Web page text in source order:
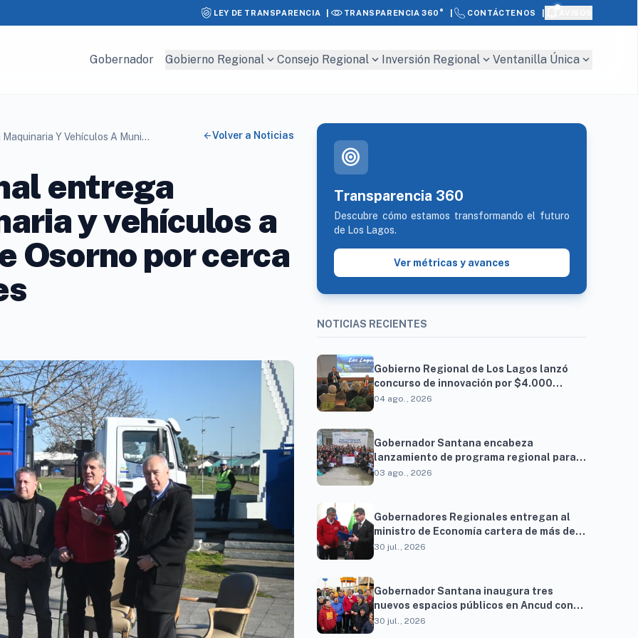
LEY DE TRANSPARENCIA | TRANSPARENCIA 360° CONTÁCTENOS
Gobernador Gobierno Regional expand_more Consejo Regional expand_more Inversión Regional expand_more Ventanilla Única expand_more
Gobierno Regional Entrega Moderna Maquinaria Y Vehículos A Municipalidad De Osorno Por Cerca De $950 Millones arrow_backVolver a Noticias
entrega
y vehículos a
Osorno por cerca
target
Transparencia 360
Descubre cómo estamos transformando el futuro
de Los Lagos.
Ver métricas y avances
NOTICIAS RECIENTES
Gobierno Regional de Los Lagos lanzó
concurso de innovación por $4.000
millones para resolver brechas
04 ago., 2026
Gobernador Santana encabeza
lanzamiento de programa regional para
familias vinculadas al autismo
03 ago., 2026
Gobernadores Regionales entregan al
ministro de Economía cartera de más de
900 proyectos que proyectan generar
30 jul., 2026
Gobernador Santana inaugura tres
nuevos espacios públicos en Ancud con
una inversión superior a $294 millones
30 jul., 2026